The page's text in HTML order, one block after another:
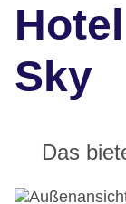
Sky
Das